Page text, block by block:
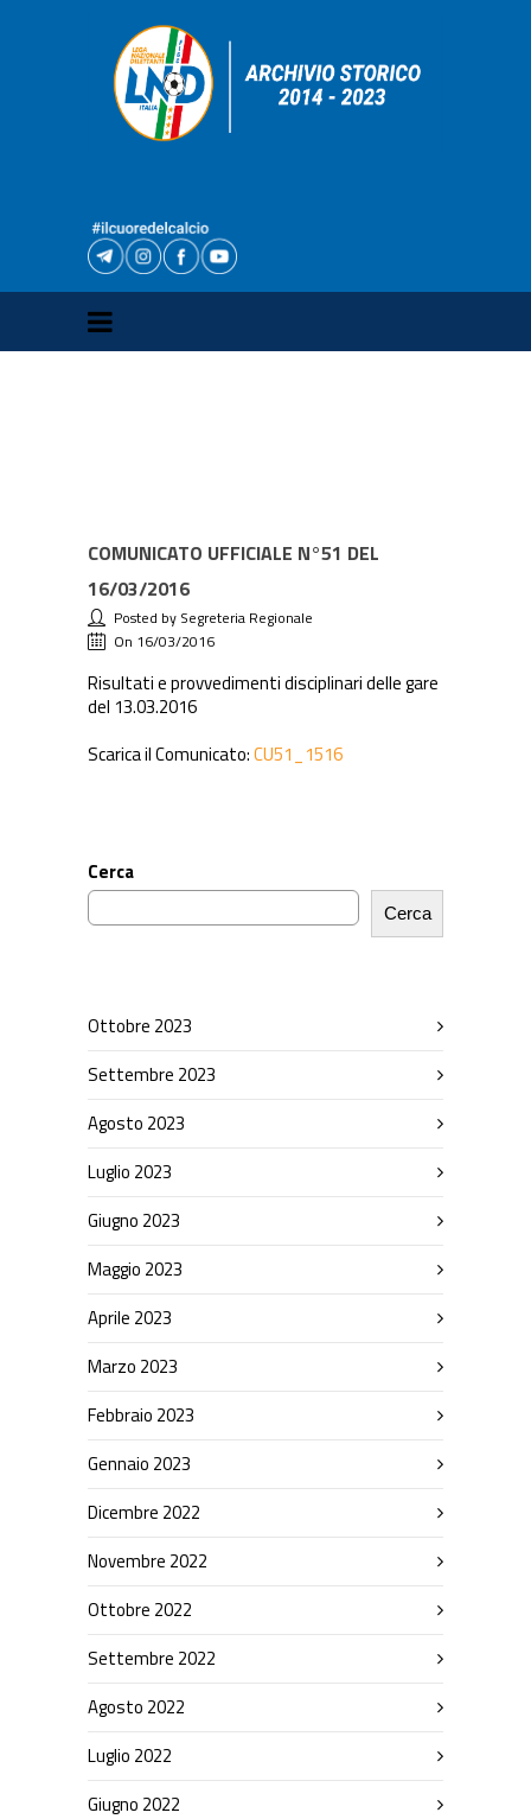
COMUNICATO UFFICIALE N°51 DEL
16/03/2016
Posted by Segreteria Regionale
On 16/03/2016
Risultati e provvedimenti disciplinari delle gare
del 13.03.2016
Scarica il Comunicato:CU51_1516
Cerca
Cerca
Ottobre 2023
Settembre 2023
Agosto 2023
Luglio 2023
Giugno 2023
Maggio 2023
Aprile 2023
Marzo 2023
Febbraio 2023
Gennaio 2023
Dicembre 2022
Novembre 2022
Ottobre 2022
Settembre 2022
Agosto 2022
Luglio 2022
Giugno 2022